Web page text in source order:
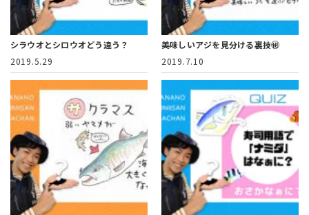
シラウオとシロウオどう違う？
2019.5.29
美味しいアジを見分ける裏技㊙️
2019.7.10